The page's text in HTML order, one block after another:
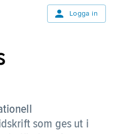
Logga in
som ges ut i